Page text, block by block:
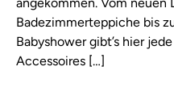
Badezimmerteppiche bis
Babyshower gibt’s hier
Accessoires […]